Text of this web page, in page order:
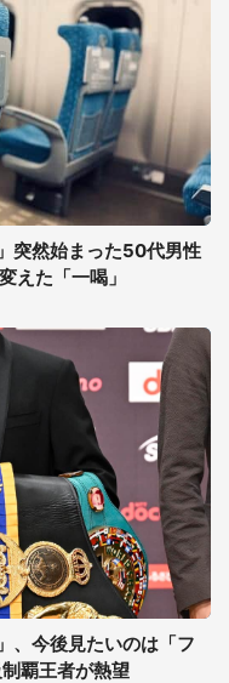
突然始まった50代男性
えた「一喝」
、今後見たいのは「フ
覇王者が熱望